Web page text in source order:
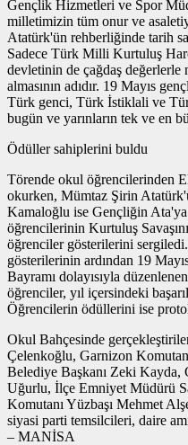
Gençlik Hizmetleri ve Spor
milletimizin tüm onur ve
Atatürk'ün rehberliğinde tarih
Sadece Türk Milli Kurtuluş
devletinin de çağdaş
almasının adıdır. 19 Mayıs
Türk genci, Türk İstiklali ve
bugün ve yarınların tek ve en
Ödüller sahiplerini buldu
Törende okul öğrencilerinden
okurken, Mümtaz Şirin
Kamaloğlu ise Gençliğin Ata'ya
öğrencilerinin Kurtuluş
öğrenciler gösterilerini
gösterilerinin ardından 19
Bayramı dolayısıyla
öğrenciler, yıl içersindeki
Öğrencilerin ödüllerini ise
Okul Bahçesinde
Çelenkoğlu, Garnizon
Belediye Başkanı Zeki Kayda,
Uğurlu, İlçe Emniyet Müdürü
Komutanı Yüzbaşı Mehmet
siyasi parti temsilcileri, daire
– MANİSA